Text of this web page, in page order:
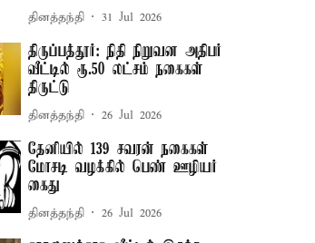
தினத்தந்தி 31 Jul 2026
திருப்பத்தூர்: நிதி நிறுவன அதிபர்
வீட்டில் ரூ.50 லட்சம் நகைகள்
திருட்டு
தினத்தந்தி 26 Jul 2026
தேனியில் 139 சவரன் நகைகள்
மோசடி வழக்கில் பெண் ஊழியர்
கைது
தினத்தந்தி 26 Jul 2026